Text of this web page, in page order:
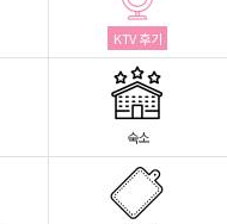
KTV 후기
숙소